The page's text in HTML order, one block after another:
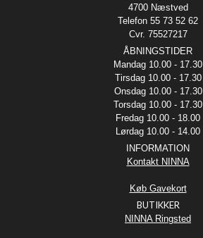
4700 Næstved
Telefon 55 73 52 62
Cvr. 75527217
ÅBNINGSTIDER
Mandag 10.00 - 17.30
Tirsdag 10.00 - 17.30
Onsdag 10.00 - 17.30
Torsdag 10.00 - 17.30
Fredag 10.00 - 18.00
Lørdag 10.00 - 14.00
INFORMATION
Kontakt NINNA
Køb Gavekort
BUTIKKER
NINNA Ringsted